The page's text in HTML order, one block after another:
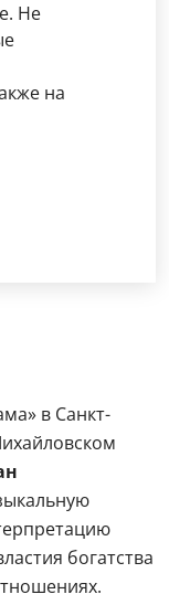
Не
на
в Санкт-
богатства